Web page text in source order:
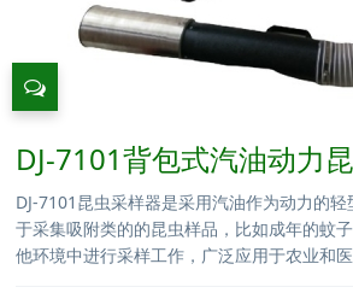
DJ-7101背包式汽油动力
DJ-7101昆虫采样器是采用汽油作为动力的
于采集吸附类的的昆虫样品，比如成年的蚊
他环境中进行采样工作，广泛应用于农业和